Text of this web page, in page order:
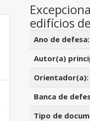
edifícios
Detalhes
Ano de defesa:
Autor(a)
Orientador(a):
Banca de
Tipo de